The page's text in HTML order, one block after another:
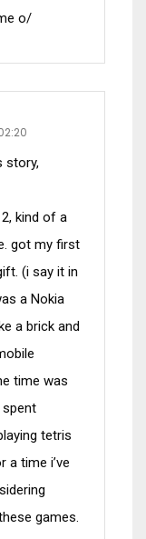
o/
story,
kind of a
got my first
(i say it in
a Nokia
a brick and
time was
spent
tetris
a time i’ve
games.